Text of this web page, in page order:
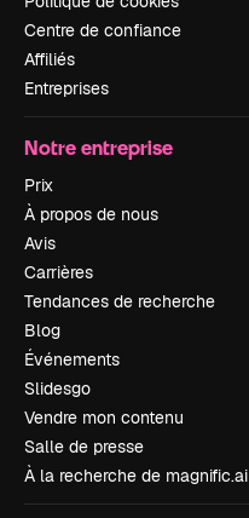
Centre de confiance
Affiliés
Entreprises
Notre entreprise
Prix
À propos de nous
Avis
Carrières
Tendances de recherche
Blog
Événements
Slidesgo
Vendre mon contenu
Salle de presse
À la recherche de magnific.ai